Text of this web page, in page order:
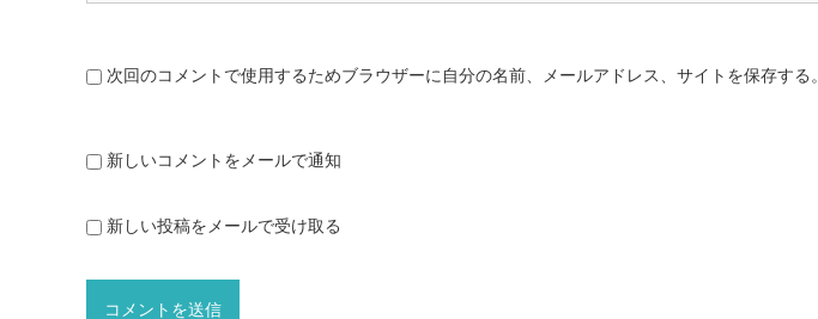
次回のコメントで使用するためブラウザーに自分の名前、メールアドレス、サイトを保存する。
新しいコメントをメールで通知
新しい投稿をメールで受け取る